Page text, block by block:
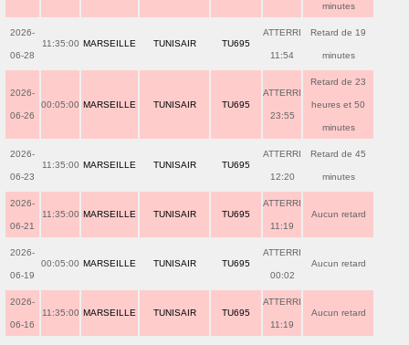
minutes
2026-
06-28
11:35:00 MARSEILLE TUNISAIR TU695
ATTERRI
11:54
Retard de 19
minutes
2026-
06-26
00:05:00 MARSEILLE TUNISAIR TU695
ATTERRI
23:55
Retard de 23
heures et 50
minutes
2026-
06-23
11:35:00 MARSEILLE TUNISAIR TU695
ATTERRI
12:20
Retard de 45
minutes
2026-
06-21
11:35:00 MARSEILLE TUNISAIR TU695
ATTERRI
11:19
Aucun retard
2026-
06-19
00:05:00 MARSEILLE TUNISAIR TU695
ATTERRI
00:02
Aucun retard
2026-
06-16
11:35:00 MARSEILLE TUNISAIR TU695
ATTERRI
11:19
Aucun retard